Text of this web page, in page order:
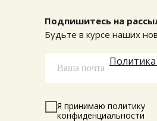
Я принимаю политику
конфиденциальности
Подпишитесь на
Будьте в курсе наших